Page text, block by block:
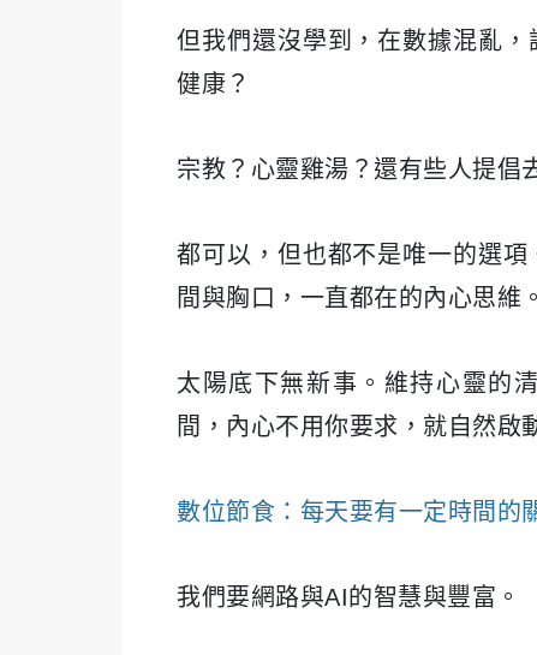
但我們還沒學到，在數據混亂
健康？
宗教？心靈雞湯？還有些人提倡
都可以，但也都不是唯一的選
間與胸口，一直都在的內心思維。
太陽底下無新事。維持心靈的
間，內心不用你要求，就自然啟
數位節食：每天要有一定時間的
我們要網路與AI的智慧與豐富。